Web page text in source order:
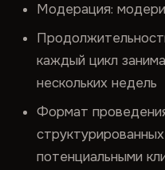
Модерация:
каждый цикл
нескольких недель
Формат
потенциальными